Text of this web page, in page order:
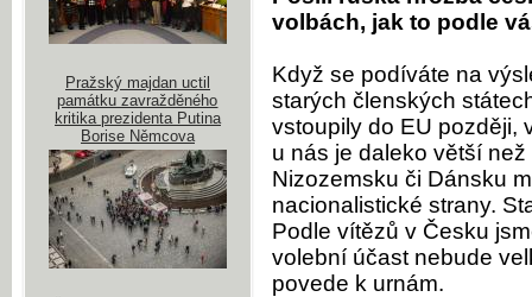
volbách, jak to podle
Když se podíváte na
starých členských
vstoupily do EU později,
u nás je daleko větší
Nizozemsku či Dánsku
nacionalistické strany.
Podle vítězů v Česku
volební účast nebude
povede k urnám.
Pražský majdan uctil
památku zavražděného
kritika prezidenta Putina
Borise Němcova